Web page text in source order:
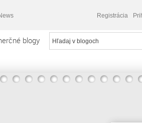
Registrácia
blogy